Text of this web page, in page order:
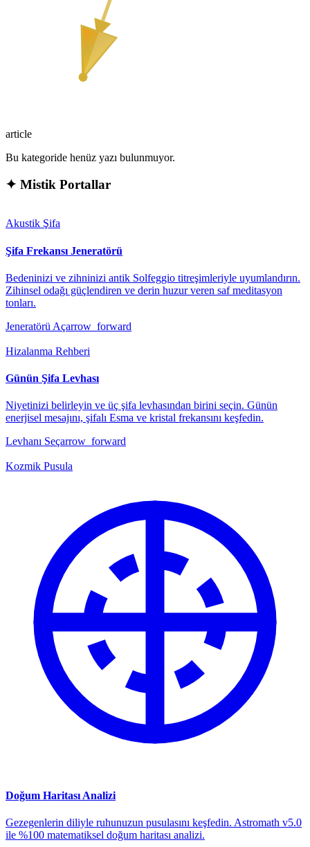
article
Bu kategoride henüz yazı bulunmuyor.
✦ Mistik Portallar
Akustik Şifa
Şifa Frekansı Jeneratörü
Bedeninizi ve zihninizi antik Solfeggio titreşimleriyle uyumlandırın.
Zihinsel odağı güçlendiren ve derin huzur veren saf meditasyon
tonları.
Jeneratörü Açarrow_forward
Hizalanma Rehberi
Günün Şifa Levhası
Niyetinizi belirleyin ve üç şifa levhasından birini seçin. Günün
enerjisel mesajını, şifalı Esma ve kristal frekansını keşfedin.
Levhanı Seçarrow_forward
Kozmik Pusula
Doğum Haritası Analizi
Gezegenlerin diliyle ruhunuzun pusulasını keşfedin. Astromath v5.0
ile %100 matematiksel doğum haritası analizi.